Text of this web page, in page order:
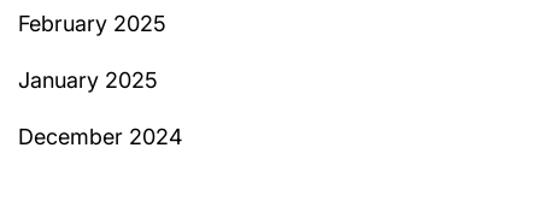
February 2025
January 2025
December 2024